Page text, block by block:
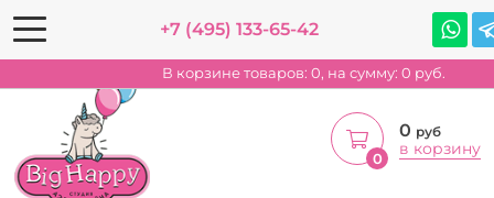
+7 (495) 133-65-42
В корзине товаров: 0, на сумму: 0 руб.
0
0 руб
в корзину